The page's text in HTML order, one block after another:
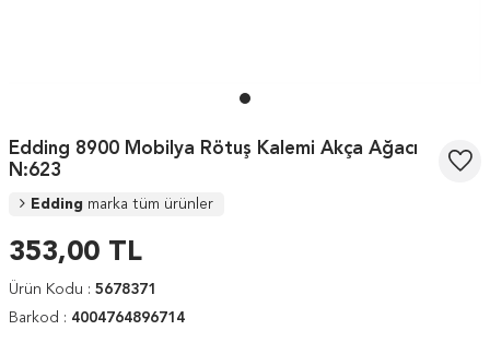
Edding 8900 Mobilya Rötuş Kalemi Akça Ağacı
N:623
Edding marka tüm ürünler
353,00 TL
Ürün Kodu : 5678371
Barkod : 4004764896714